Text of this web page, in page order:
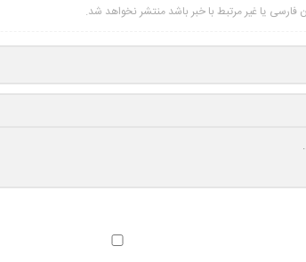
فارسی یا غیر مرتبط با خبر باشد منتشر نخواهد شد.